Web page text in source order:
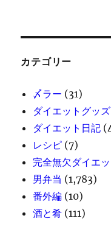
カテゴリー
〆ラー (31)
ダイエットグッズ
ダイエット日記
レシピ (7)
完全無欠ダイエッ
男弁当 (1,783)
番外編 (10)
酒と肴 (111)